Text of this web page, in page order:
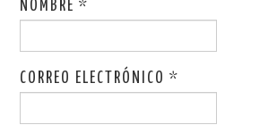
NOMBRE*
CORREO ELECTRÓNICO*